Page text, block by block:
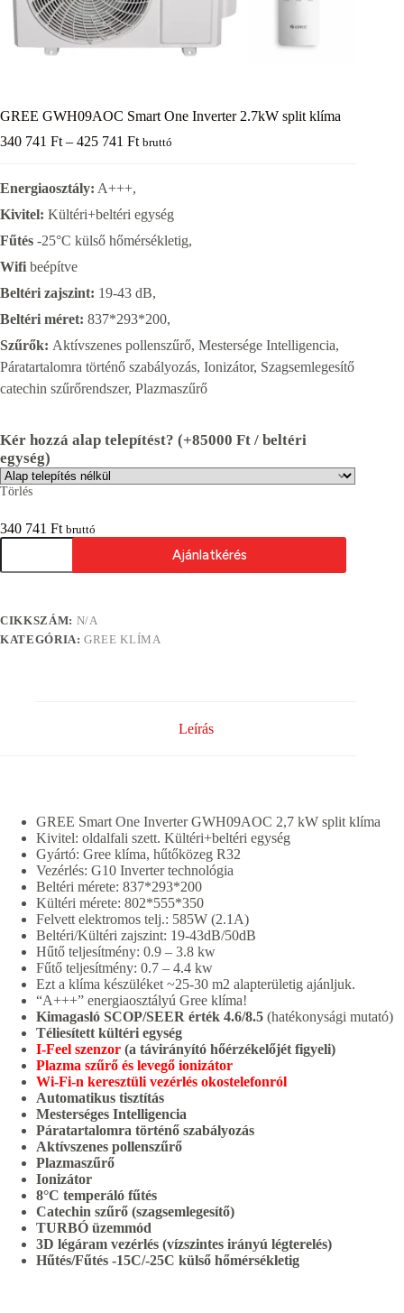
GREE GWH09AOC Smart One Inverter 2.7kW split klíma
340 741 Ft – 425 741 FtÁrtartomány:
741 Ft
bruttó
Energiaosztály: A+++,
Kivitel: Kültéri+beltéri egység
Fűtés -25°C külső hőmérsékletig,
Wifi beépítve
Beltéri zajszint: 19-43 dB,
Beltéri méret: 837*293*200,
Szűrők: Aktívszenes pollenszűrő, Mestersége Intelligencia,
Páratartalomra történő szabályozás, Ionizátor, Szagsemlegesítő
catechin szűrőrendszer, Plazmaszűrő
Kér hozzá alap telepítést? (+85000 Ft / beltéri
egység)
Törlés
340 741 Ft bruttó
GREE
Smart
2.7kW
split
Ajánlatkérés
t
e
CIKKSZÁM: N/A
KATEGÓRIA:GREE KLÍMA
Leírás
GREE Smart One Inverter GWH09AOC 2,7 kW split klíma
Kivitel: oldalfali szett. Kültéri+beltéri egység
Gyártó: Gree klíma, hűtőközeg R32
Vezérlés: G10 Inverter technológia
Beltéri mérete: 837*293*200
Kültéri mérete: 802*555*350
Felvett elektromos telj.: 585W (2.1A)
Beltéri/Kültéri zajszint: 19-43dB/50dB
Hűtő teljesítmény: 0.9 – 3.8 kw
Fűtő teljesítmény: 0.7 – 4.4 kw
Ezt a klíma készüléket ~25-30 m2 alapterületig ajánljuk.
“A+++” energiaosztályú Gree klíma!
Kimagasló SCOP/SEER érték 4.6/8.5 (hatékonysági mutató)
Téliesített kültéri egység
I-Feel szenzor (a távirányító hőérzékelőjét figyeli)
Plazma szűrő és levegő ionizátor
Wi-Fi-n keresztüli vezérlés okostelefonról
Automatikus tisztítás
Mesterséges Intelligencia
Páratartalomra történő szabályozás
Aktívszenes pollenszűrő
Plazmaszűrő
Ionizátor
8°C temperáló fűtés
Catechin szűrő (szagsemlegesítő)
TURBÓ üzemmód
3D légáram vezérlés (vízszintes irányú légterelés)
Hűtés/Fűtés -15C/-25C külső hőmérsékletig